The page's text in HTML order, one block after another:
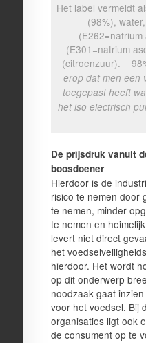
Het label vermeldt
(98%),
(E301=natrium
(citroenzuur).
erop dat men een
toegepast heeft
het iso electrisch
De prijsdruk vanuit
boosdoener
Hierdoor is de
risico te nemen door
te nemen, minder
te nemen en
levert niet direct
het
hierdoor. Het wordt
op dit onderwerp
noodzaak gaat
voor het voedsel. Bij
organisaties ligt ook
de consument op te